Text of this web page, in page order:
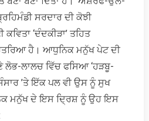
ਸਰਦਾਰ ਦੀ ਕੋਝੀ
‘ਦੰਦਕੀੜਾ’ ਤਹਿਤ
ਹੈ। ਆਧੁਨਿਕ ਮਨੁੱਖ ਪੇਟ ਦੀ
ਲਾਲਚ ਵਿੱਚ ਫਸਿਆ ‘ਹੜਬੂ-
’ਤੇ ਇੱਕ ਪਲ ਵੀ ਉਸ ਨੂੰ ਸੁਖ
ਮਨੁੱਖ ਦੇ ਇਸ ਦ੍ਰਿਸ਼ ਨੂੰ ਉਹ ਇਸ